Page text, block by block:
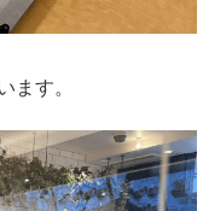
ます。